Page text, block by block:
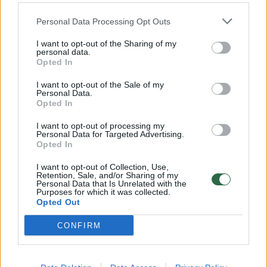
Personal Data Processing Opt Outs
I want to opt-out of the Sharing of my
personal data.
Opted In
I want to opt-out of the Sale of my
Personal Data.
Opted In
I want to opt-out of processing my
Personal Data for Targeted Advertising.
Opted In
I want to opt-out of Collection, Use,
Retention, Sale, and/or Sharing of my
Personal Data that Is Unrelated with the
Purposes for which it was collected.
Opted Out
CONFIRM
Žinios | Orai
V. Zalužno pasisakymą laiko bandymu įsitvirtinti
Laidos | Nauja diena
00:00:59
Nufilmavo, kaip patvino Vilniaus Vakarinis aplinkkelis:
vaizdas pribloškia
Žinios | Lietuvos diena